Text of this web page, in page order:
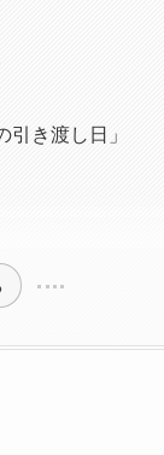
き渡し日」